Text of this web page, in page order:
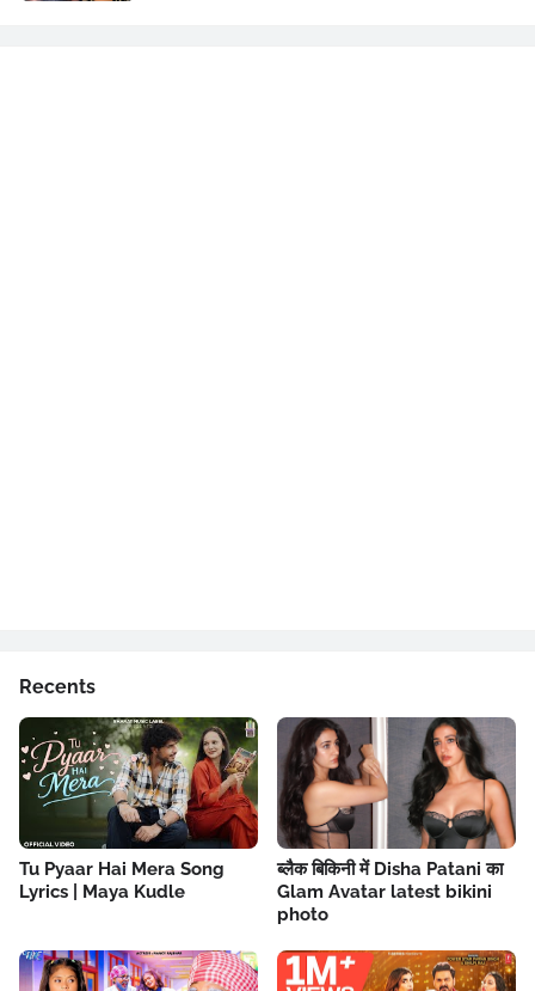
Recents
Tu Pyaar Hai Mera Song
Lyrics | Maya Kudle
ब्लैक बिकिनी में Disha Patani का
Glam Avatar latest bikini
photo